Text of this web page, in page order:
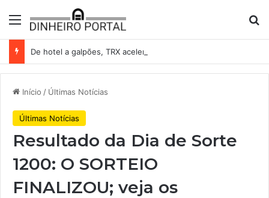
Menu
Início / Últimas Notícias
Últimas Notícias
Resultado da Dia de Sorte
1200: O SORTEIO
FINALIZOU; veja os